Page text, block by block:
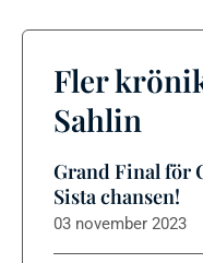
Fler
Sahlin
Grand Final för
Sista chansen!
03 november 2023